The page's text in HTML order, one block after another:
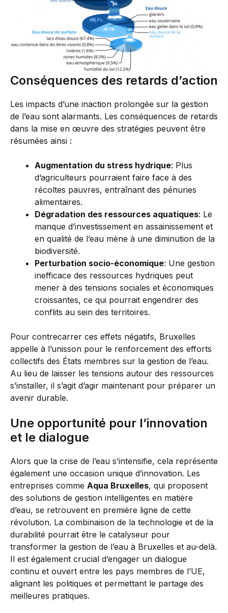
Conséquences des retards d’action
Les impacts d’une inaction prolongée sur la gestion
de l’eau sont alarmants. Les conséquences de retards
dans la mise en œuvre des stratégies peuvent être
résumées ainsi :
Augmentation du stress hydrique: Plus
d’agriculteurs pourraient faire face à des
récoltes pauvres, entraînant des pénuries
alimentaires.
Dégradation des ressources aquatiques: Le
manque d’investissement en assainissement et
en qualité de l’eau mène à une diminution de la
biodiversité.
Perturbation socio-économique: Une gestion
inefficace des ressources hydriques peut
mener à des tensions sociales et économiques
croissantes, ce qui pourrait engendrer des
conflits au sein des territoires.
Pour contrecarrer ces effets négatifs, Bruxelles
appelle à l’unisson pour le renforcement des efforts
collectifs des États membres sur la gestion de l’eau.
Au lieu de laisser les tensions autour des ressources
s’installer, il s’agit d’agir maintenant pour préparer un
avenir durable.
Une opportunité pour l’innovation
et le dialogue
Alors que la crise de l’eau s’intensifie, cela représente
également une occasion unique d’innovation. Les
entreprises comme Aqua Bruxelles, qui proposent
des solutions de gestion intelligentes en matière
d’eau, se retrouvent en première ligne de cette
révolution. La combinaison de la technologie et de la
durabilité pourrait être le catalyseur pour
transformer la gestion de l’eau à Bruxelles et au-delà.
Il est également crucial d’engager un dialogue
continu et ouvert entre les pays membres de l’UE,
alignant les politiques et permettant le partage des
meilleures pratiques.